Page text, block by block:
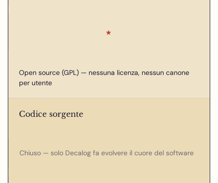
★
Open source (GPL) — nessuna licenza, nessun canone
per utente
Codice sorgente
Chiuso — solo Decalog fa evolvere il cuore del software